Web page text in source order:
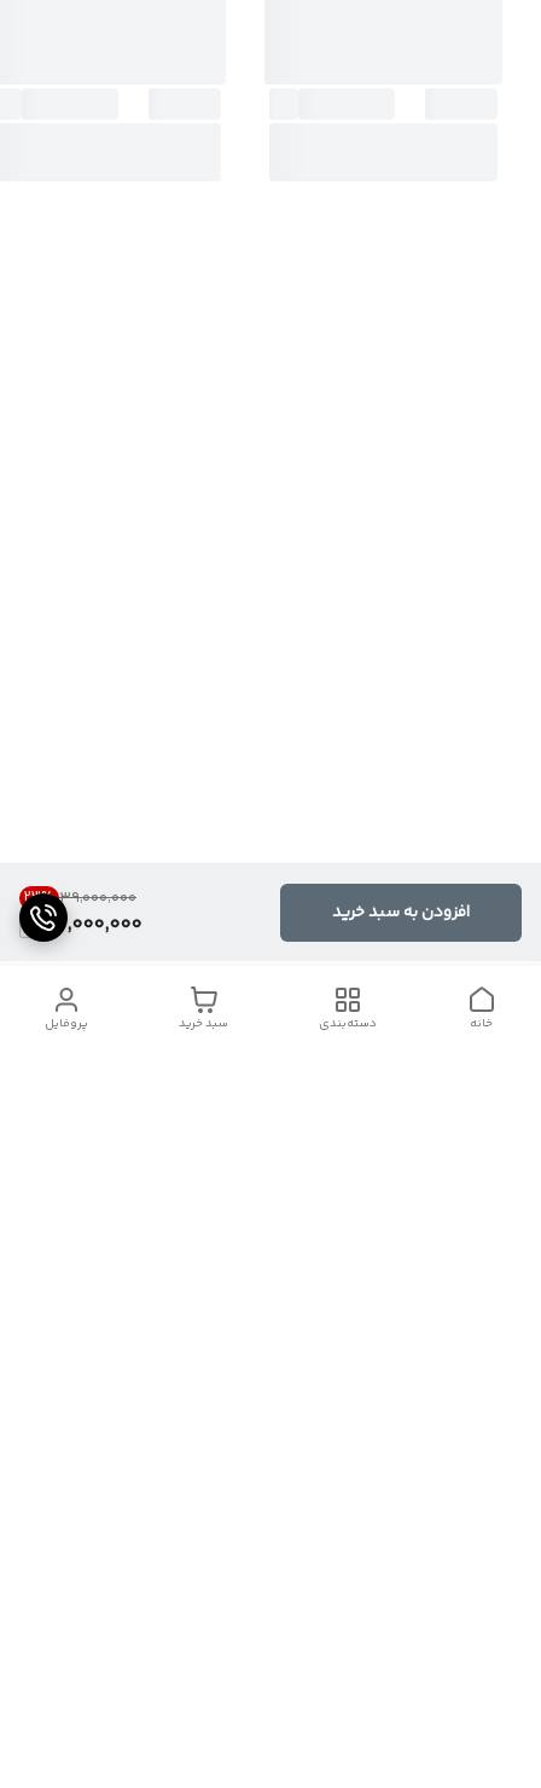
۳۹٬۰۰۰٬۰۰۰ 23%
30,000,000 افزودن به سبد خرید
پروفایل سبد خرید دسته‌بندی خانه